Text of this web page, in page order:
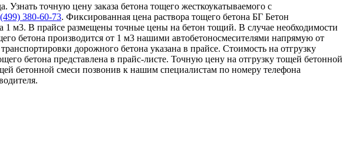
Узнать точную цену заказа бетона тощего жесткоукатываемого с
380-60-73. Фиксированная цена раствора тощего бетона БГ Бетон
1 м3. В прайсе размещены точные цены на бетон тощий. В случае необходимости
бетона производится от 1 м3 нашими автобетоносмесителями напрямую от
дорожного бетона указана в прайсе. Стоимость на отгрузку
бетона представлена в прайс-листе. Точную цену на отгрузку тощей бетонной
бетонной смеси позвонив к нашим специалистам по номеру телефона